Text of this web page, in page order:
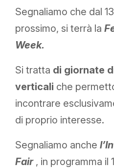
Segnaliamo che dal
prossimo, si terrà la
Week.
Si tratta di giornate
verticali che
incontrare
di proprio interesse.
Segnaliamo anche
Fair, in programma il